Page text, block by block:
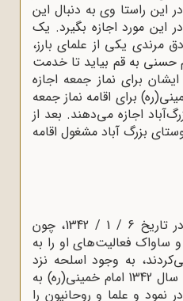
این راستا وی به دنبال این
این مورد اجازه بگیرد. یک
مرندى یکی از علمای بارز،
حسنی به قم بیاید تا خدمت
براى نماز جمعه اجازه
براى اقامه‌ نماز جمعه‌
اجازه می‌دهند. بعد از
بزرگ آباد مشغول اقامه
به دنبال گزارش ساواک در تاریخ 6 / 1 / 1342، چون
و ساواک فعالیت‌های او را به
به وجود اسلحه نزد
وی پى بردند. محرم(خرداد) سال 1342 امام خمینى(ره) به
نمود و علما و روحانیون را